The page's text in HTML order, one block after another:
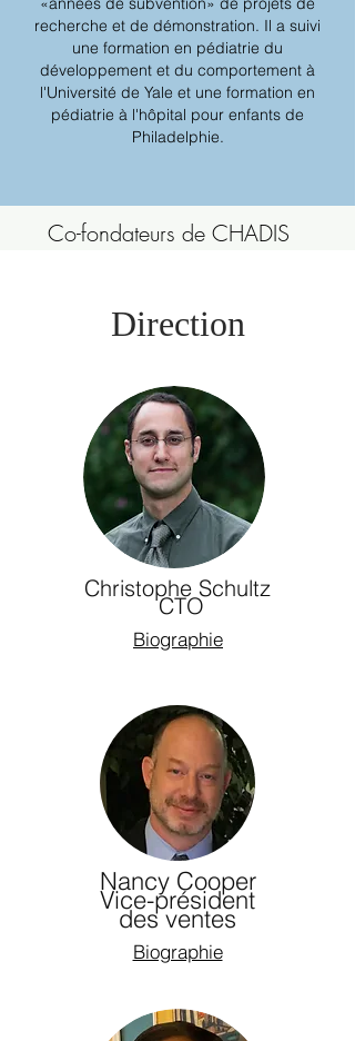
recherche et de démonstration. Il a suivi
une formation en pédiatrie du
développement et du comportement à
l'Université de Yale et une formation en
pédiatrie à l'hôpital pour enfants de
Philadelphie.
Co-fondateurs de CHADIS
Direction
Christophe Schultz
CTO
Biographie
Nancy Cooper
Vice-président
des ventes
Biographie